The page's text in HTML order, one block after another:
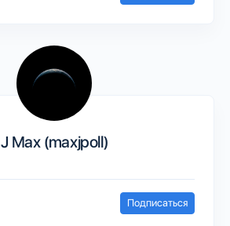
J Max (maxjpoll)
Подписаться